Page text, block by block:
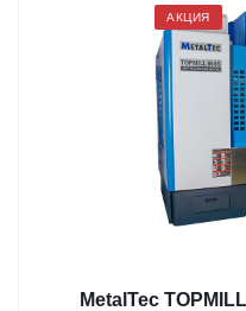
АКЦИЯ
MetalTec